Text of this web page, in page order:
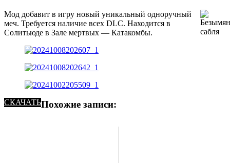
Мод добавит в игру новый уникальный одноручный
меч. Требуется наличие всех DLC. Находится в
Солитьюде в Зале мертвых — Катакомбы.
СКАЧАТЬПохожие записи: